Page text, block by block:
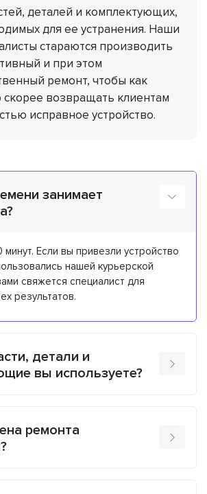
деталей и комплектующих,
для ее устранения. Наши
стараются производить
и при этом
ремонт, чтобы как
возвращать клиентам
исправное устройство.
занимает
Если вы привезли устройство
нашей курьерской
свяжется специалист для
результатов.
детали и
вы используете?
ремонта